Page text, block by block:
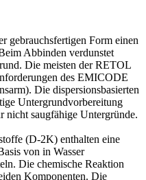
gebrauchsfertigen Form einen
Abbinden verdunstet
Die meisten der RETOL
des EMICODE
Die dispersionsbasierten
Untergrundvorbereitung
nicht saugfähige Untergründe.
(D-2K) enthalten eine
von in Wasser
Die chemische Reaktion
Komponenten. Die